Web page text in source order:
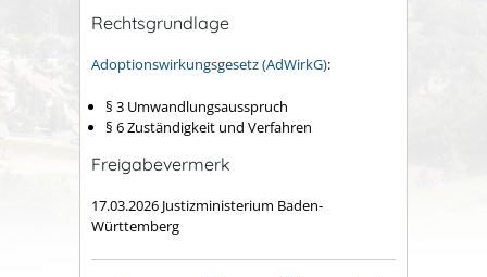
Rechtsgrundlage
Adoptionswirkungsgesetz (AdWirkG):
§ 3 Umwandlungsausspruch
§ 6 Zuständigkeit und Verfahren
Freigabevermerk
17.03.2026 Justizministerium Baden-
Württemberg